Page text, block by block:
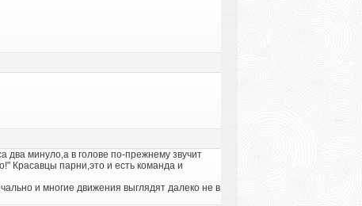
два минуло,а в голове по-прежнему звучит
Красавцы парни,это и есть команда и
и многие движения выглядят далеко не в